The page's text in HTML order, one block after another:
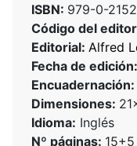
ISBN: 979-0-
Código del
Editorial: Alfred
Fecha de edición:
Encuadernación:
Dimensiones:
Idioma: Inglés
Nº páginas: 15+5